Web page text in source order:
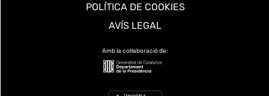
POLÍTICA DE COOKIES
AVÍS LEGAL
Amb la col·laboració de: